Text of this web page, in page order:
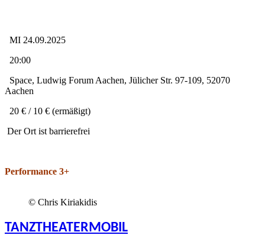
MI 24.09.2025
20:00
Space, Ludwig Forum Aachen, Jülicher Str. 97-109, 52070
Aachen
20 € / 10 € (ermäßigt)
Der Ort ist barrierefrei
Performance 3+
© Chris Kiriakidis
TANZTHEATERMOBIL